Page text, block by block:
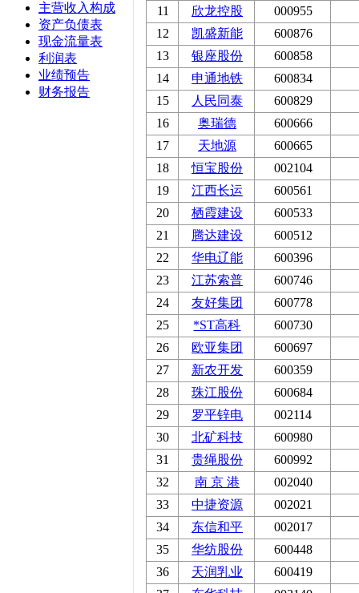
主营收入构成
资产负债表
现金流量表
利润表
业绩预告
财务报告
11
欣龙控股
000955
12
凯盛新能
600876
13
银座股份
600858
14
申通地铁
600834
15
人民同泰
600829
16
奥瑞德
600666
17
天地源
600665
18
恒宝股份
002104
19
江西长运
600561
20
栖霞建设
600533
21
腾达建设
600512
22
华电辽能
600396
23
江苏索普
600746
24
友好集团
600778
25
*ST高科
600730
26
欧亚集团
600697
27
新农开发
600359
28
珠江股份
600684
29
罗平锌电
002114
30
北矿科技
600980
31
贵绳股份
600992
32
南 京 港
002040
33
中捷资源
002021
34
东信和平
002017
35
华纺股份
600448
36
天润乳业
600419